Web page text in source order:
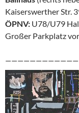
Kaiserswerther Str.
ÖPNV: U78/U79
Großer Parkplatz